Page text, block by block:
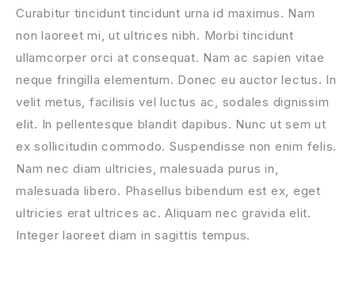
Curabitur tincidunt tincidunt urna id maximus. Nam
non laoreet mi, ut ultrices nibh. Morbi tincidunt
ullamcorper orci at consequat. Nam ac sapien vitae
neque fringilla elementum. Donec eu auctor lectus. In
velit metus, facilisis vel luctus ac, sodales dignissim
elit. In pellentesque blandit dapibus. Nunc ut sem ut
ex sollicitudin commodo. Suspendisse non enim felis.
Nam nec diam ultricies, malesuada purus in,
malesuada libero. Phasellus bibendum est ex, eget
ultricies erat ultrices ac. Aliquam nec gravida elit.
Integer laoreet diam in sagittis tempus.